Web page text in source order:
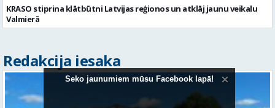
Seko jaunumiem mūsu Facebook lapā!